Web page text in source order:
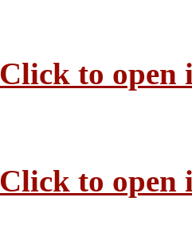
Click to open
Click to open